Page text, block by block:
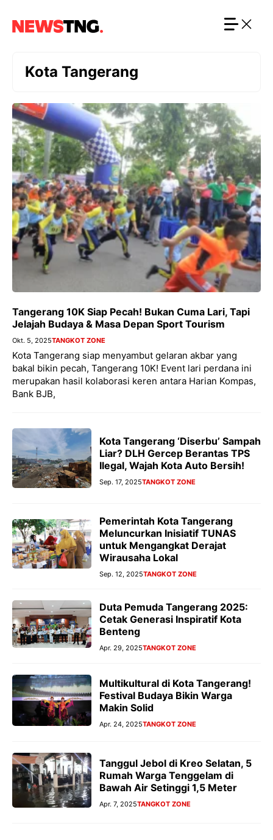
Kota Tangerang
Tangerang 10K Siap Pecah! Bukan Cuma Lari, Tapi
Jelajah Budaya & Masa Depan Sport Tourism
Okt. 5, 2025TANGKOT ZONE
Kota Tangerang siap menyambut gelaran akbar yang
bakal bikin pecah, Tangerang 10K! Event lari perdana ini
merupakan hasil kolaborasi keren antara Harian Kompas,
Bank BJB,
Kota Tangerang ‘Diserbu’ Sampah
Liar? DLH Gercep Berantas TPS
Ilegal, Wajah Kota Auto Bersih!
Sep. 17, 2025TANGKOT ZONE
Pemerintah Kota Tangerang
Meluncurkan Inisiatif TUNAS
untuk Mengangkat Derajat
Wirausaha Lokal
Sep. 12, 2025TANGKOT ZONE
Duta Pemuda Tangerang 2025:
Cetak Generasi Inspiratif Kota
Benteng
Apr. 29, 2025TANGKOT ZONE
Multikultural di Kota Tangerang!
Festival Budaya Bikin Warga
Makin Solid
Apr. 24, 2025TANGKOT ZONE
Tanggul Jebol di Kreo Selatan, 5
Rumah Warga Tenggelam di
Bawah Air Setinggi 1,5 Meter
Apr. 7, 2025TANGKOT ZONE